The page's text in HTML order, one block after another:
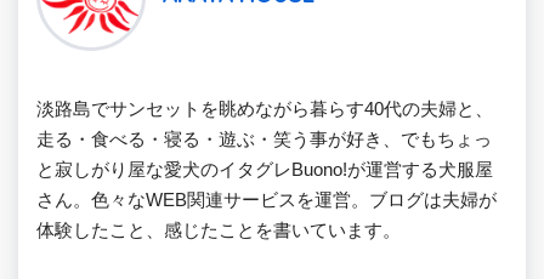
淡路島でサンセットを眺めながら暮らす40代の夫婦と、
走る・食べる・寝る・遊ぶ・笑う事が好き、でもちょっ
と寂しがり屋な愛犬のイタグレBuono!が運営する犬服屋
さん。色々なWEB関連サービスを運営。ブログは夫婦が
体験したこと、感じたことを書いています。